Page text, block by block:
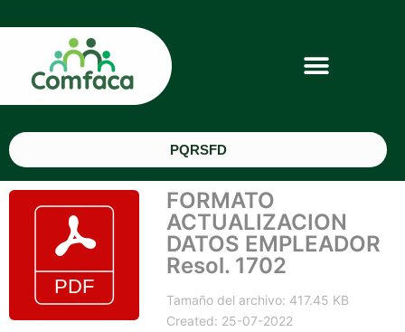
PQRSFD
FORMATO
ACTUALIZACION
DATOS EMPLEADOR
Resol. 1702
Tamaño del archivo: 417.45 KB
Created: 25-07-2022